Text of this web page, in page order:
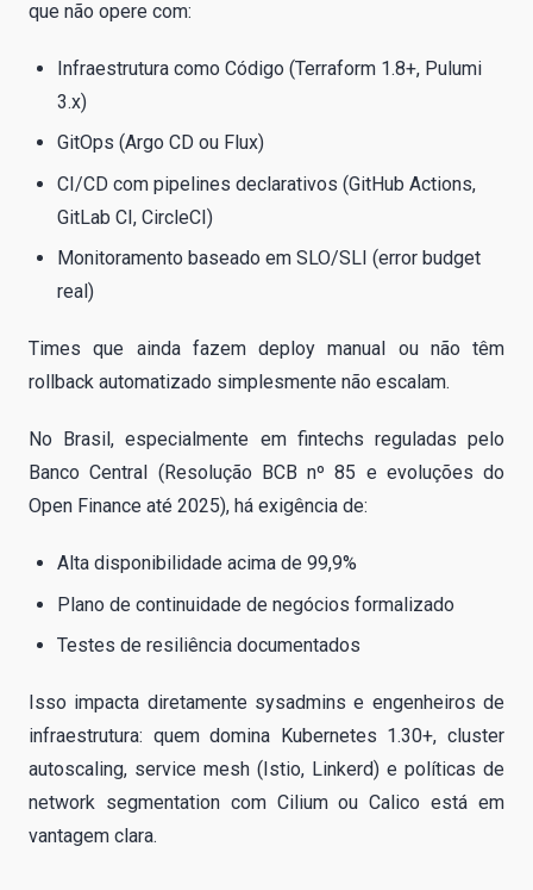
que não opere com:
Infraestrutura como Código (Terraform 1.8+, Pulumi
3.x)
GitOps (Argo CD ou Flux)
CI/CD com pipelines declarativos (GitHub Actions,
GitLab CI, CircleCI)
Monitoramento baseado em SLO/SLI (error budget
real)
Times que ainda fazem deploy manual ou não têm
rollback automatizado simplesmente não escalam.
No Brasil, especialmente em fintechs reguladas pelo
Banco Central (Resolução BCB nº 85 e evoluções do
Open Finance até 2025), há exigência de:
Alta disponibilidade acima de 99,9%
Plano de continuidade de negócios formalizado
Testes de resiliência documentados
Isso impacta diretamente sysadmins e engenheiros de
infraestrutura: quem domina Kubernetes 1.30+, cluster
autoscaling, service mesh (Istio, Linkerd) e políticas de
network segmentation com Cilium ou Calico está em
vantagem clara.